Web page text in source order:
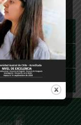
QUIÉNES SOMOS
DOCENCIA